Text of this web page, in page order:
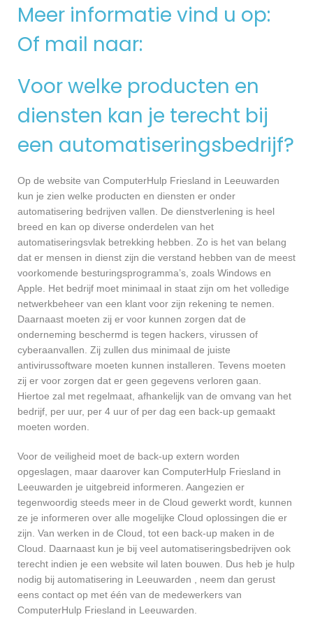
Meer informatie vind u op:
Of mail naar:
Voor welke producten en
diensten kan je terecht bij
een automatiseringsbedrijf?
Op de website van ComputerHulp Friesland in Leeuwarden
kun je zien welke producten en diensten er onder
automatisering bedrijven vallen. De dienstverlening is heel
breed en kan op diverse onderdelen van het
automatiseringsvlak betrekking hebben. Zo is het van belang
dat er mensen in dienst zijn die verstand hebben van de meest
voorkomende besturingsprogramma’s, zoals Windows en
Apple. Het bedrijf moet minimaal in staat zijn om het volledige
netwerkbeheer van een klant voor zijn rekening te nemen.
Daarnaast moeten zij er voor kunnen zorgen dat de
onderneming beschermd is tegen hackers, virussen of
cyberaanvallen. Zij zullen dus minimaal de juiste
antivirussoftware moeten kunnen installeren. Tevens moeten
zij er voor zorgen dat er geen gegevens verloren gaan.
Hiertoe zal met regelmaat, afhankelijk van de omvang van het
bedrijf, per uur, per 4 uur of per dag een back-up gemaakt
moeten worden.
Voor de veiligheid moet de back-up extern worden
opgeslagen, maar daarover kan ComputerHulp Friesland in
Leeuwarden je uitgebreid informeren. Aangezien er
tegenwoordig steeds meer in de Cloud gewerkt wordt, kunnen
ze je informeren over alle mogelijke Cloud oplossingen die er
zijn. Van werken in de Cloud, tot een back-up maken in de
Cloud. Daarnaast kun je bij veel automatiseringsbedrijven ook
terecht indien je een website wil laten bouwen. Dus heb je hulp
nodig bij automatisering in Leeuwarden , neem dan gerust
eens contact op met één van de medewerkers van
ComputerHulp Friesland in Leeuwarden.